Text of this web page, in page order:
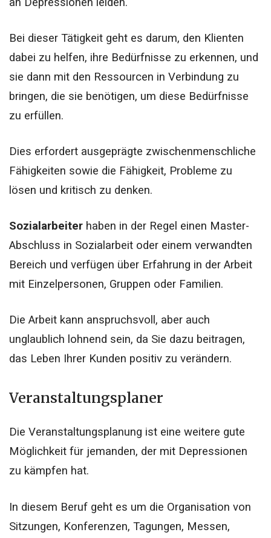
Bei dieser Tätigkeit geht es darum, den Klienten
dabei zu helfen, ihre Bedürfnisse zu erkennen, und
sie dann mit den Ressourcen in Verbindung zu
bringen, die sie benötigen, um diese Bedürfnisse
zu erfüllen.
Dies erfordert ausgeprägte zwischenmenschliche
Fähigkeiten sowie die Fähigkeit, Probleme zu
lösen und kritisch zu denken.
Sozialarbeiter haben in der Regel einen Master-
Abschluss in Sozialarbeit oder einem verwandten
Bereich und verfügen über Erfahrung in der Arbeit
mit Einzelpersonen, Gruppen oder Familien.
Die Arbeit kann anspruchsvoll, aber auch
unglaublich lohnend sein, da Sie dazu beitragen,
das Leben Ihrer Kunden positiv zu verändern.
Veranstaltungsplaner
Die Veranstaltungsplanung ist eine weitere gute
Möglichkeit für jemanden, der mit Depressionen
zu kämpfen hat.
In diesem Beruf geht es um die Organisation von
Sitzungen, Konferenzen, Tagungen, Messen,